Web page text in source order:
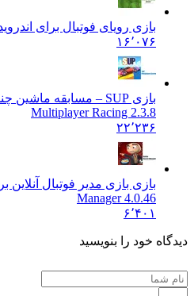
بازی رویای فوتبال برای اندروید 1.1.1
۱۶٬۰۷۶
Multiplayer Racing 2.3.8
۲۲٬۲۳۶
بازی بازی مدیر فوتبال آنلاین برای
Manager 4.0.46
خود را بنویسید